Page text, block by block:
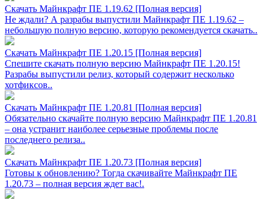
Скачать Майнкрафт ПЕ 1.19.62 [Полная версия]
Не ждали? А разрабы выпустили Майнкрафт ПЕ 1.19.62 –
небольшую полную версию, которую рекомендуется скачать..
Скачать Майнкрафт ПЕ 1.20.15 [Полная версия]
Спешите скачать полную версию Майнкрафт ПЕ 1.20.15!
Разрабы выпустили релиз, который содержит несколько
хотфиксов..
Скачать Майнкрафт ПЕ 1.20.81 [Полная версия]
Обязательно скачайте полную версию Майнкрафт ПЕ 1.20.81
– она устранит наиболее серьезные проблемы после
последнего релиза..
Скачать Майнкрафт ПЕ 1.20.73 [Полная версия]
Готовы к обновлению? Тогда скачивайте Майнкрафт ПЕ
1.20.73 – полная версия ждет вас!.